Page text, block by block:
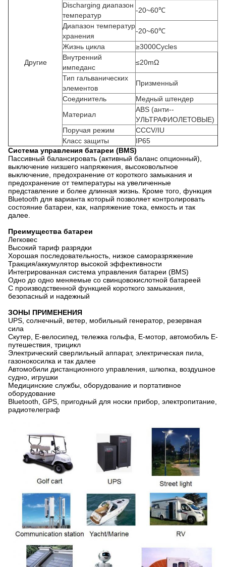
Другие
Discharging диапазон
температур
-20~60℃
Диапазон температур
хранения
-20~60℃
Жизнь цикла
≥3000Cycles
Внутренний
импеданс
≤20mΩ
Тип гальванических
элементов
Призменный
Соединитель
Медный штендер
Материал
ABS (анти--
УЛЬТРАФИОЛЕТОВЫЕ)
Поручая режим
CCCV/IU
Класс защиты
IP65
Система управления батареи (BMS)
Пассивный балансировать (активный баланс опционный),
выключение низшего напряжения, высоковольтное
выключение, предохранение от короткого замыкания и
предохранение от температуры на увеличенные
представление и более длинная жизнь. Кроме того, функция
Bluetooth для варианта который позволяет контролировать
состояние батареи, как, напряжение тока, емкость и так
далее.
Преимущества батареи
Легковес
Высокий тариф разрядки
Хорошая последовательность, низкое саморазряжение
Тракция/аккумулятор высокой эффективности
Интегрированная система управления батареи (BMS)
Одно до одно меняемые со свинцовокислотной батареей
С производственной функцией короткого замыкания,
безопасный и надежный
ЗОНЫ ПРИМЕНЕНИЯ
UPS, солнечный, ветер, мобильный генератор, резервная
сила
Скутер, E-велосипед, тележка гольфа, E-мотор, автомобиль E-
путешествия, трицикл
Электрический сверлильный аппарат, электрическая пила,
газонокосилка и так далее
Автомобили дистанционного управления, шлюпка, воздушное
судно, игрушки
Медицинские службы, оборудование и портативное
оборудование
Bluetooth, GPS, пригодный для носки прибор, электропитание,
радиотелеграф